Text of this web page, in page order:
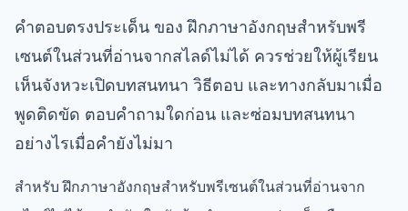
คำตอบตรงประเด็น ของ ฝึกภาษาอังกฤษสำหรับพรี
เซนต์ในส่วนที่อ่านจากสไลด์ไม่ได้ ควรช่วยให้ผู้เรียน
เห็นจังหวะเปิดบทสนทนา วิธีตอบ และทางกลับมาเมื่อ
พูดติดขัด ตอบคำถามใดก่อน และซ่อมบทสนทนา
อย่างไรเมื่อคำยังไม่มา
สำหรับ ฝึกภาษาอังกฤษสำหรับพรีเซนต์ในส่วนที่อ่านจาก